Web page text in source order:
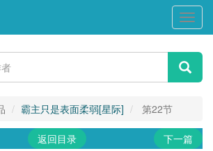
PO18
文
霸主只是表面柔弱[星际] 第22节
返回目录 下一篇